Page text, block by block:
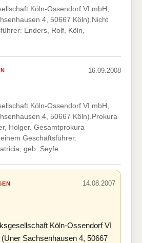
Köln-Ossendorf VI mbH,
4, 50667 Köln).Nicht
Enders, Rolf, Köln,
16.09.2008
Köln-Ossendorf VI mbH,
4, 50667 Köln).Prokura
Holger. Gesamtprokura
Geschäftsführer:
geb. Seyfe…
14.08.2007
Köln-Ossendorf VI
Sachsenhausen 4, 50667